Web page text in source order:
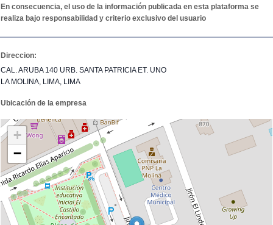
En consecuencia, el uso de la información publicada en esta plataforma se
realiza bajo responsabilidad y criterio exclusivo del usuario
Direccion:
CAL. ARUBA 140 URB. SANTA PATRICIA ET. UNO
LA MOLINA, LIMA, LIMA
Ubicación de la empresa
+
−